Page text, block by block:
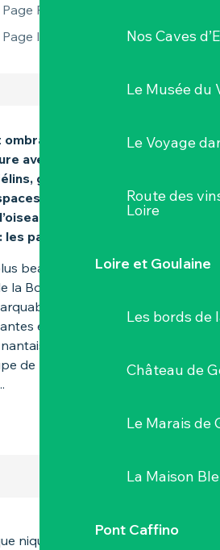
Nos Caves
Le Musée du
Le Voyage
Route des
Loire
Loire et Goulaine
Les bords de
Château de
Le Marais de
La Maison
Pont Caffino
Page Facebook
Page Instagram
ombragé idéal pour profiter
avec 1100 animaux des
grands singes,
en semi-libertés et
en vol libre.
panthères de l’Amour.
beaux parcs animaliers, le
la Boissière du Doré vous fait
collection d'espèces
et de Cholet. En plein
une équipe de
de plus de 1100 animaux,
nique